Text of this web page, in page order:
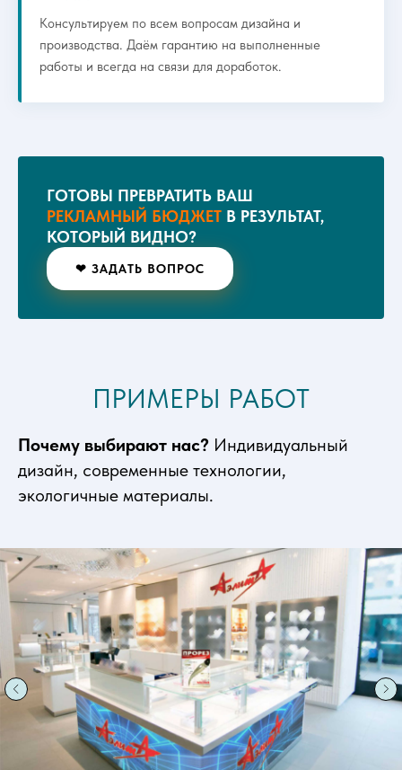
Консультируем по всем вопросам дизайна и
производства. Даём гарантию на выполненные
работы и всегда на связи для доработок.
ГОТОВЫ ПРЕВРАТИТЬ ВАШ
РЕКЛАМНЫЙ БЮДЖЕТ В РЕЗУЛЬТАТ,
КОТОРЫЙ ВИДНО?
❤ ЗАДАТЬ ВОПРОС
ПРИМЕРЫ РАБОТ
Почему выбирают нас? Индивидуальный
дизайн, современные технологии,
экологичные материалы.